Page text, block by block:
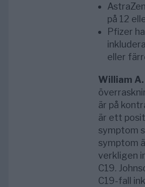
på 12
Pfizer
eller
William
är på
är ett
symptom
symptom
verkligen
C19.
C19-fall